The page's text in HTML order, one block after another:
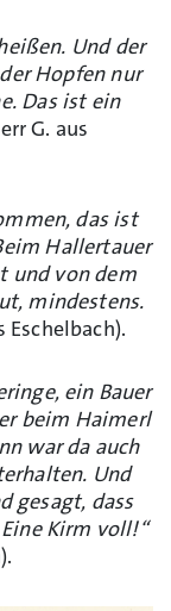
Und der
Hopfen nur
Das ist ein
G. aus
das ist
Hallertauer
und von dem
mindestens.
ein Bauer
beim Haimerl
war da auch
Und
gesagt, dass
Kirm voll!“